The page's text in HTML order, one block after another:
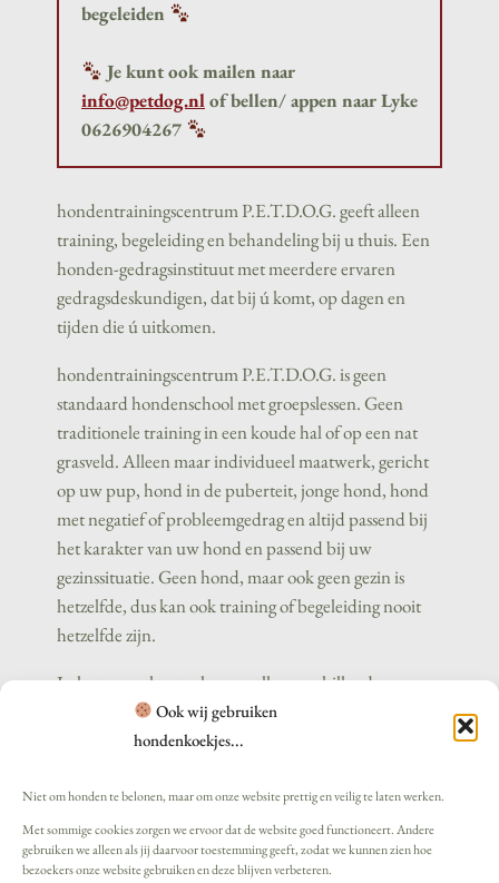
Ook wij gebruiken
hondenkoekjes...
Niet om honden te belonen, maar om onze website prettig en veilig te laten werken.
Met sommige cookies zorgen we ervoor dat de website goed functioneert. Andere
gebruiken we alleen als jij daarvoor toestemming geeft, zodat we kunnen zien hoe
bezoekers onze website gebruiken en deze blijven verbeteren.
begeleiden
Je kunt ook mailen naar
info@petdog.nlof bellen/ appen naar Lyke
0626904267
hondentrainingscentrum P.E.T.D.O.G. geeft alleen
training, begeleiding en behandeling bij u thuis. Een
honden-gedragsinstituut met meerdere ervaren
gedragsdeskundigen, dat bij ú komt, op dagen en
tijden die ú uitkomen.
hondentrainingscentrum P.E.T.D.O.G. is geen
standaard hondenschool met groepslessen. Geen
traditionele training in een koude hal of op een nat
grasveld. Alleen maar individueel maatwerk, gericht
op uw pup, hond in de puberteit, jonge hond, hond
met negatief of probleemgedrag en altijd passend bij
het karakter van uw hond en passend bij uw
gezinssituatie. Geen hond, maar ook geen gezin is
hetzelfde, dus kan ook training of begeleiding nooit
hetzelfde zijn.
In het menu kunt u lezen welke verschillende vormen
van begeleiding en ondersteuning wij u kunnen
bieden en waarom de keuze voor begeleiding op maat
hondenscholen.
2021-
03-